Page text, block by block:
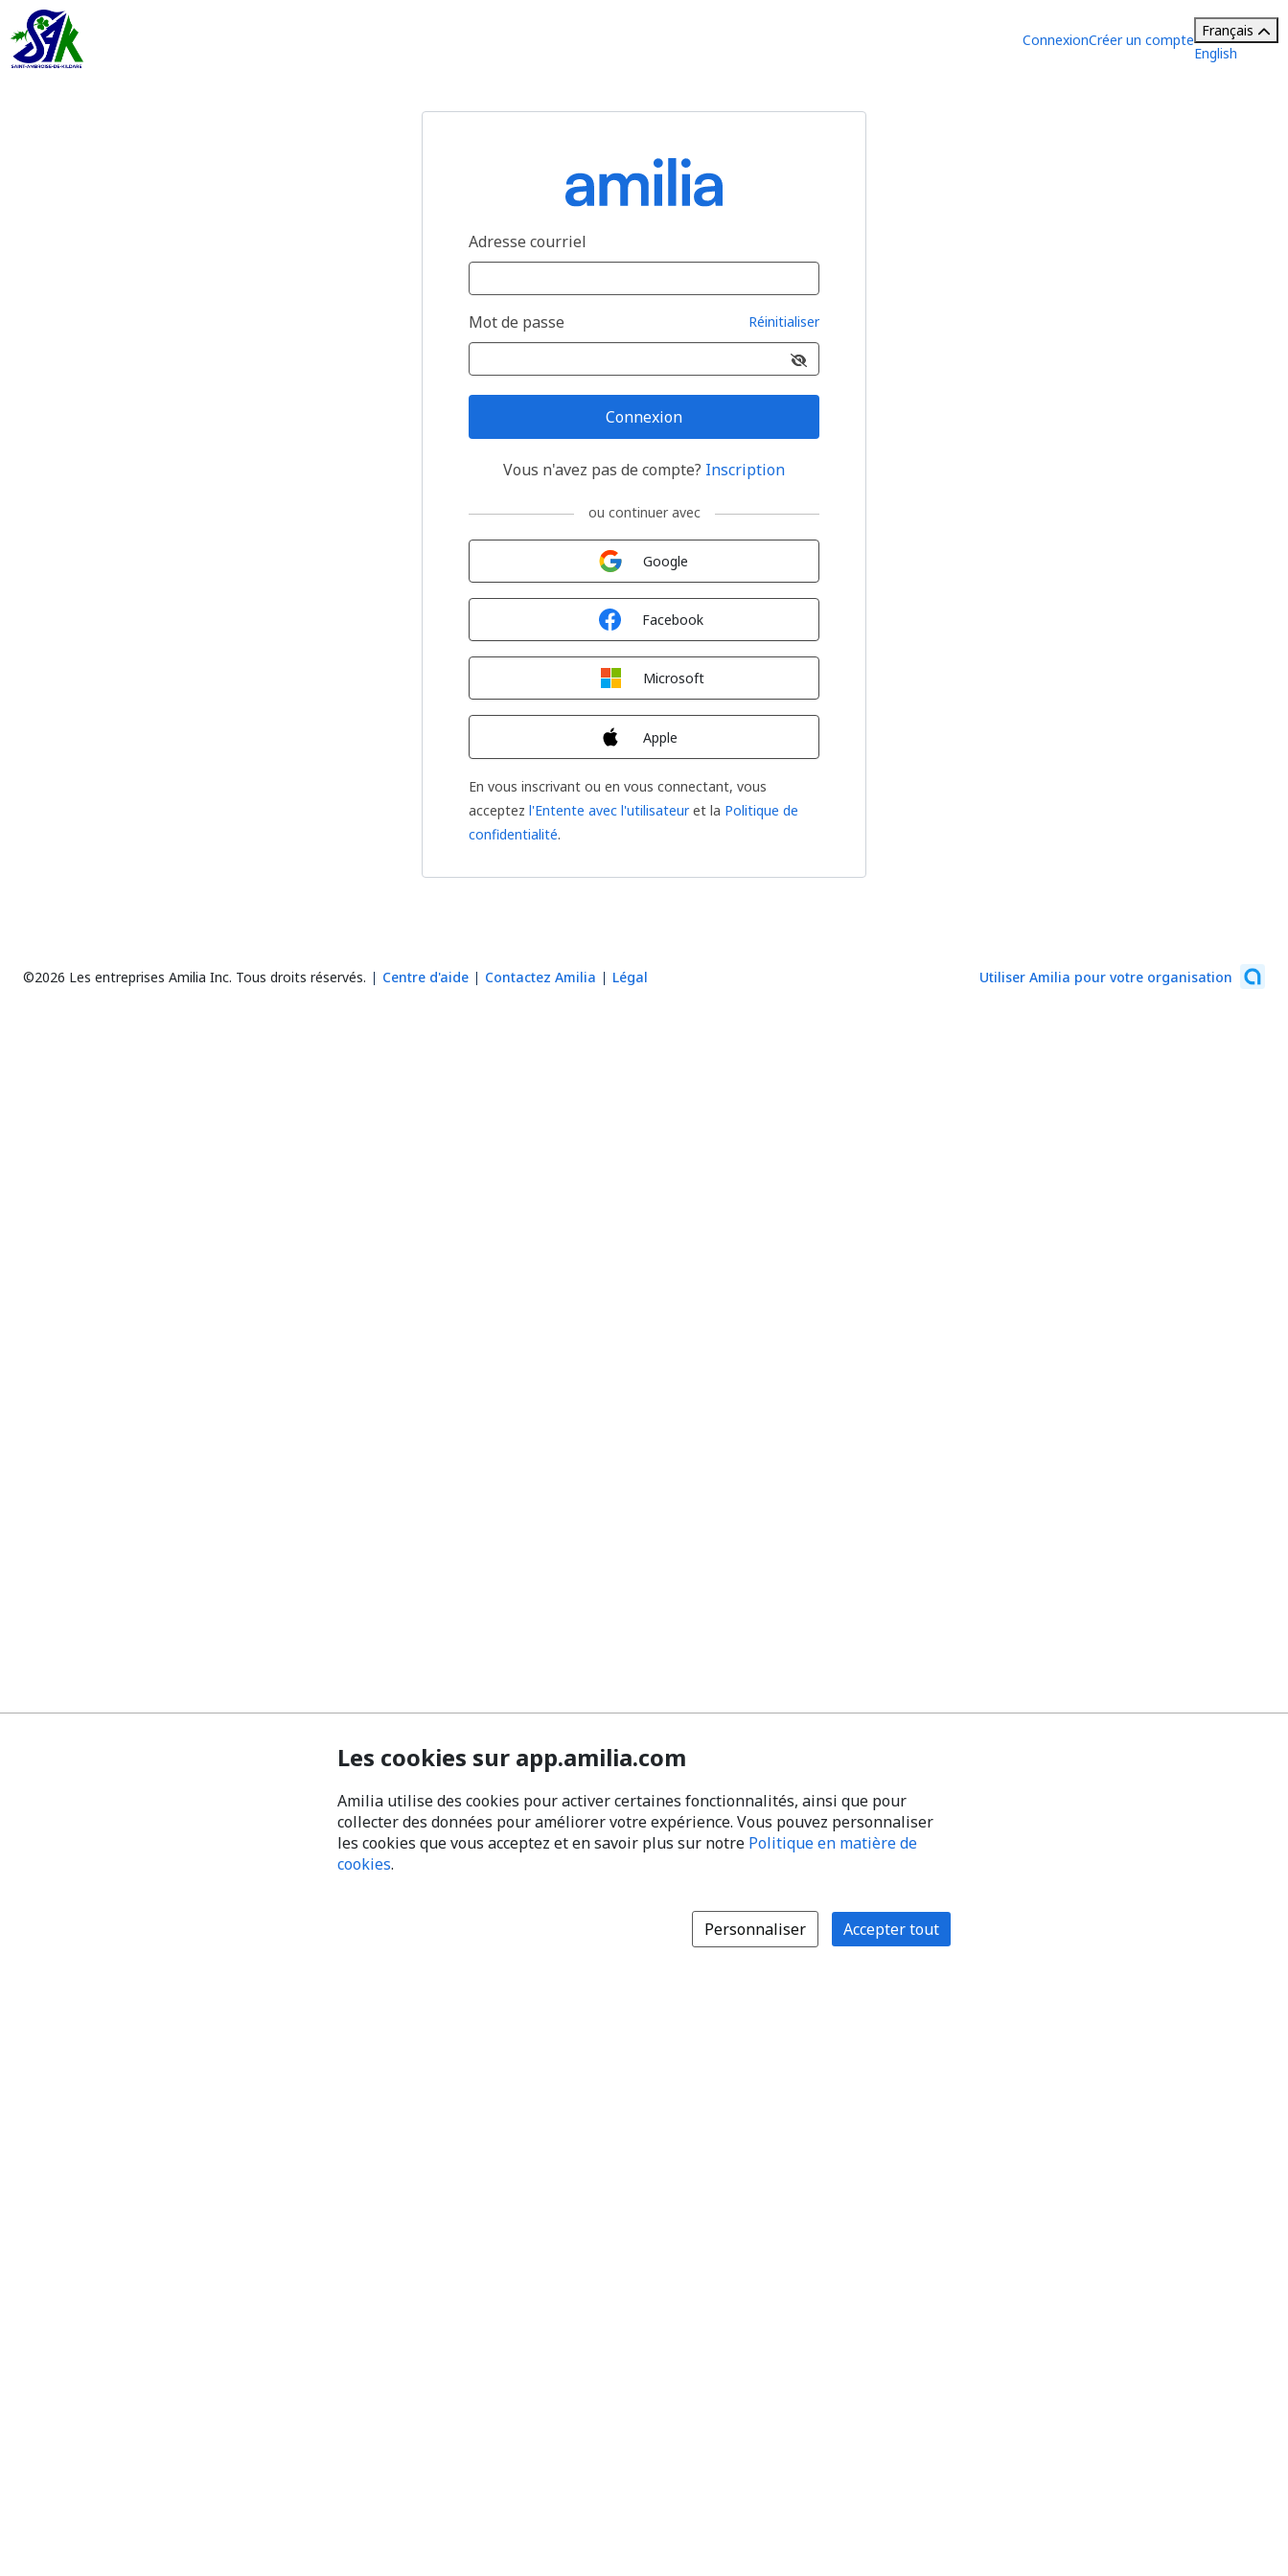
ConnexionCréer un compte
Français
English
Adresse courriel
Mot de passe Réinitialiser
Connexion
Vous n'avez pas de compte? Inscription
ou continuer avec
Google
Facebook
Microsoft
Apple
En vous inscrivant ou en vous connectant, vous
acceptez l'Entente avec l'utilisateuret la Politique de
confidentialité.
©2026 Les entreprises Amilia Inc. Tous droits réservés. Centre d'aide Contactez Amilia Légal Utiliser Amilia pour votre organisation
Les cookies sur app.amilia.com
Amilia utilise des cookies pour activer certaines fonctionnalités, ainsi que pour
collecter des données pour améliorer votre expérience. Vous pouvez personnaliser
les cookies que vous acceptez et en savoir plus sur notre Politique en matière de
cookies.
Personnaliser Accepter tout